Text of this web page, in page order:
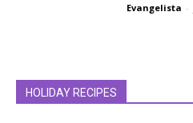
Evangelista -
HOLIDAY RECIPES